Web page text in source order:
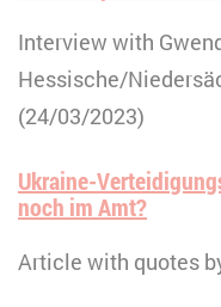
Interview with
Hessische/
(24/03/2023)
Ukraine-
noch im Amt?
Article with quotes